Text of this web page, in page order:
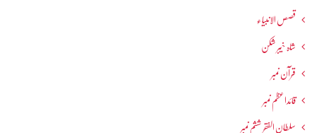
قصص الانبیاء
شاہ خیبر شکن
قرآن نمبر
قائداعظم نمبر
سلطان الفقر ششم نمبر